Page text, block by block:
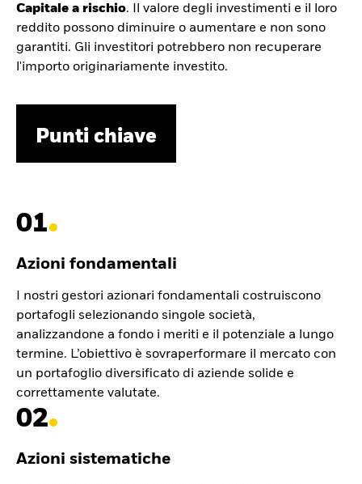
Capitale a rischio. Il valore degli investimenti e il loro
reddito possono diminuire o aumentare e non sono
garantiti. Gli investitori potrebbero non recuperare
l'importo originariamente investito.
Punti chiave
01
Azioni fondamentali
I nostri gestori azionari fondamentali costruiscono
portafogli selezionando singole società,
analizzandone a fondo i meriti e il potenziale a lungo
termine. L’obiettivo è sovraperformare il mercato con
un portafoglio diversificato di aziende solide e
correttamente valutate.
02
Azioni sistematiche